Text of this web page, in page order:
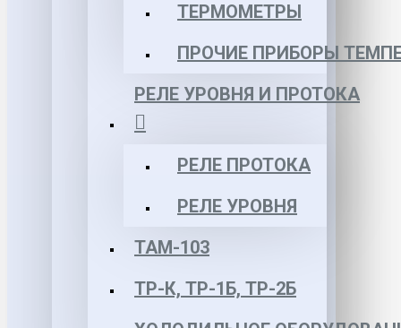
ТЕРМОМЕТРЫ
ПРОЧИЕ ПРИБОРЫ
РЕЛЕ УРОВНЯ И ПРОТОКА
РЕЛЕ ПРОТОКА
РЕЛЕ УРОВНЯ
ТАМ-103
ТР-К, ТР-1Б, ТР-2Б